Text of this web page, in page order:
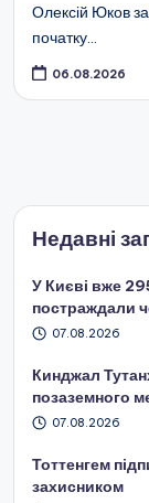
Олексій Юков
початку…
06.08.2026
Недавні
У Києві вже
постраждали
07.08.2026
Кинджал
позаземного
07.08.2026
Тоттенгем
захисником